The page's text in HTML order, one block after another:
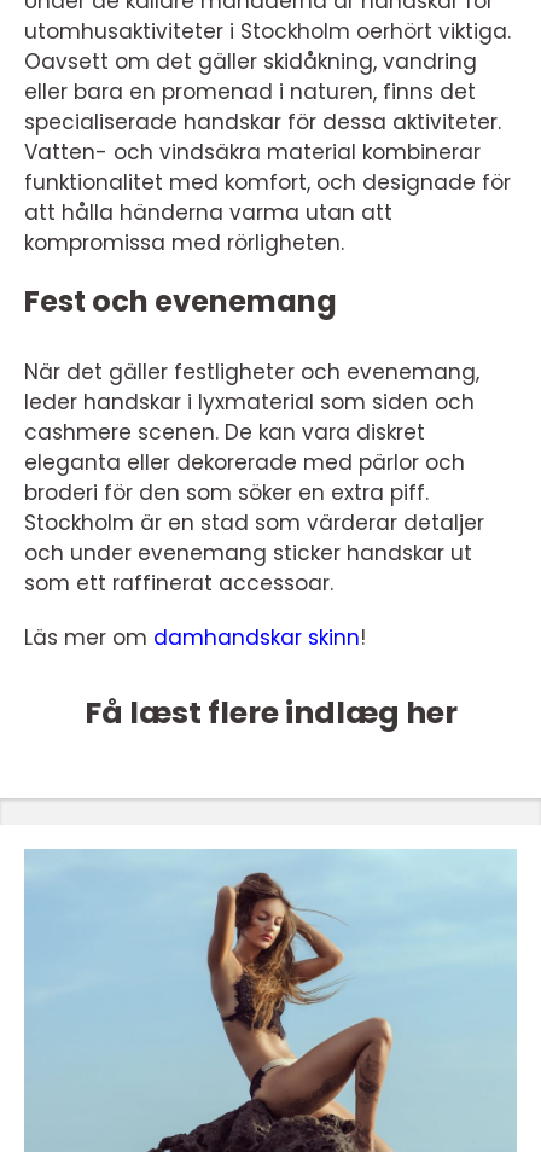
utomhusaktiviteter i Stockholm oerhört viktiga.
Oavsett om det gäller skidåkning, vandring
eller bara en promenad i naturen, finns det
specialiserade handskar för dessa aktiviteter.
Vatten- och vindsäkra material kombinerar
funktionalitet med komfort, och designade för
att hålla händerna varma utan att
kompromissa med rörligheten.
Fest och evenemang
När det gäller festligheter och evenemang,
leder handskar i lyxmaterial som siden och
cashmere scenen. De kan vara diskret
eleganta eller dekorerade med pärlor och
broderi för den som söker en extra piff.
Stockholm är en stad som värderar detaljer
och under evenemang sticker handskar ut
som ett raffinerat accessoar.
Läs mer om damhandskar skinn!
Få læst flere indlæg her